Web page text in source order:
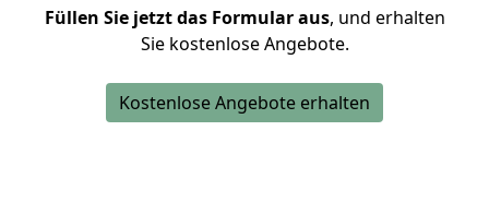
Füllen Sie jetzt das Formular aus, und erhalten
Sie kostenlose Angebote.
Kostenlose Angebote erhalten